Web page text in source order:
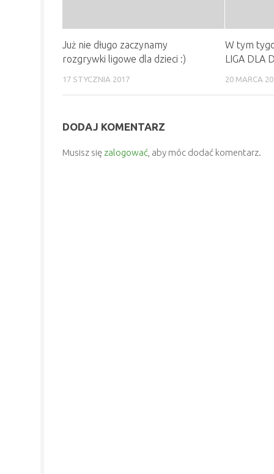
Już nie długo zaczynamy
rozgrywki ligowe dla dzieci :)
17 STYCZNIA 2017
W tym
LIGA DLA
20 MARCA
DODAJ KOMENTARZ
Musisz się zalogować, aby móc dodać komentarz.